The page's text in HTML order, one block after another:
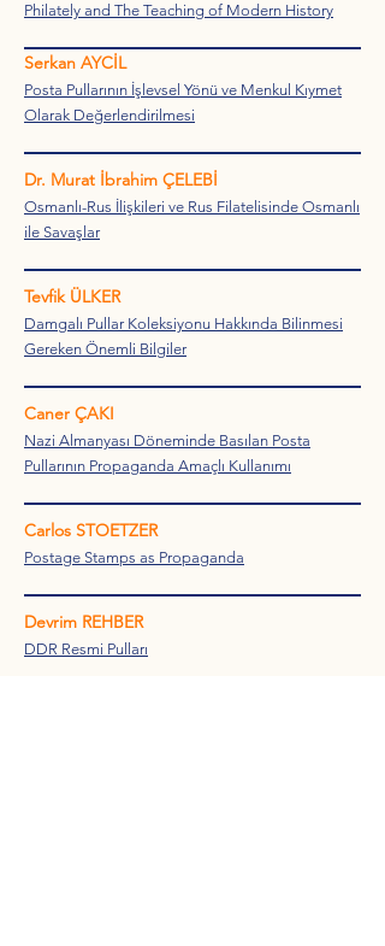
Philately and The Teaching of Modern History
Serkan AYCİL
Posta Pullarının İşlevsel Yönü ve Menkul Kıymet
Olarak Değerlendirilmesi
Dr. Murat İbrahim ÇELEBİ
Osmanlı-Rus İlişkileri ve Rus Filatelisinde Osmanlı
ile Savaşlar
Tevfik ÜLKER
Damgalı Pullar Koleksiyonu Hakkında Bilinmesi
Gereken Önemli Bilgiler
Caner ÇAKI
Nazi Almanyası Döneminde Basılan Posta
Pullarının Propaganda Amaçlı Kullanımı
Carlos STOETZER
Postage Stamps as Propaganda
Devrim REHBER
DDR Resmi Pulları